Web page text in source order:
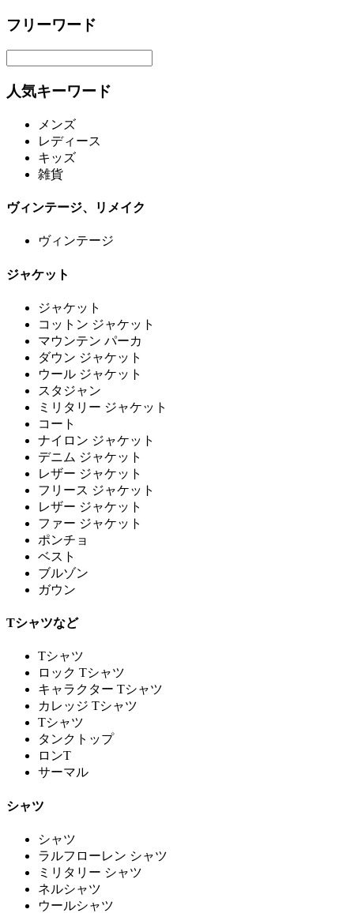
フリーワード
人気キーワード
メンズ
レディース
キッズ
雑貨
ヴィンテージ、リメイク
ヴィンテージ
ジャケット
ジャケット
コットン ジャケット
マウンテン パーカ
ダウン ジャケット
ウール ジャケット
スタジャン
ミリタリー ジャケット
コート
ナイロン ジャケット
デニム ジャケット
レザー ジャケット
フリース ジャケット
レザー ジャケット
ファー ジャケット
ポンチョ
ベスト
ブルゾン
ガウン
Tシャツなど
Tシャツ
ロック Tシャツ
キャラクター Tシャツ
カレッジ Tシャツ
Tシャツ
タンクトップ
ロンT
サーマル
シャツ
シャツ
ラルフローレン シャツ
ミリタリー シャツ
ネルシャツ
ウールシャツ